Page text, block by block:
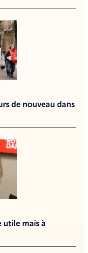
de nouveau dans
utile mais à